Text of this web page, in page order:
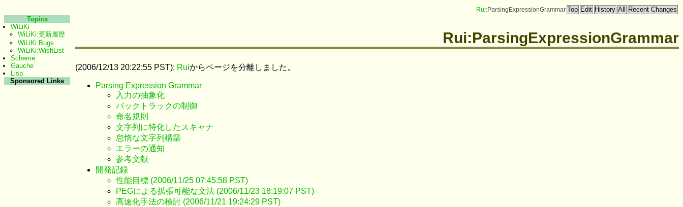
Rui:ParsingExpressionGrammar
Rui:ParsingExpressionGrammar
(2006/12/13 20:22:55 PST): Ruiからページを分離しました。
Parsing Expression Grammar
入力の抽象化
バックトラックの制御
命名規則
文字列に特化したスキャナ
怠惰な文字列構築
エラーの通知
参考文献
開発記録
性能目標 (2006/11/25 07:45:58 PST)
PEGによる拡張可能な文法 (2006/11/23 18:19:07 PST)
高速化手法の検討 (2006/11/21 19:24:29 PST)
Topics
WiLiKi
WiLiKi:更新履歴
WiLiKi:Bugs
WiLiKi:WishList
Scheme
Gauche
Lisp
Sponsored Links